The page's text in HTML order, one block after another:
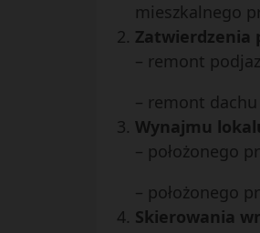
mieszkalnego
Zatwierdzenia
– remont
– remont
Wynajmu
– położonego
– położonego
Skierowania